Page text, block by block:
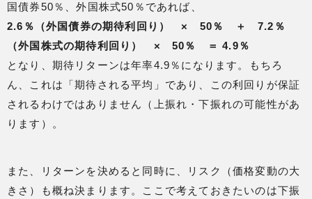
国債券50％、外国株式50％であれば、
2.6％（外国債券の期待利回り） × 50％ ＋ 7.2％
（外国株式の期待利回り） × 50％ ＝ 4.9％
となり、期待リターンは年率4.9％になります。もちろ
ん、これは「期待される平均」であり、この利回りが保証
されるわけではありません（上振れ・下振れの可能性があ
ります）。
また、リターンを決めると同時に、リスク（価格変動の大
きさ）も概ね決まります。ここで考えておきたいのは下振